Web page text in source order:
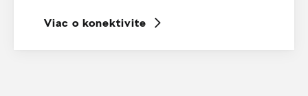
Viac o konektivite